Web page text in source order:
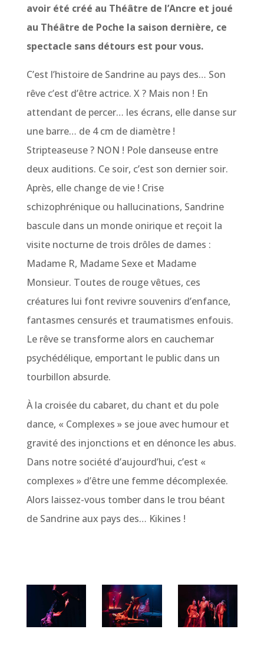
avoir été créé au Théâtre de l’Ancre et joué
au Théâtre de Poche la saison dernière, ce
spectacle sans détours est pour vous.
C’est l’histoire de Sandrine au pays des… Son
rêve c’est d’être actrice. X ? Mais non ! En
attendant de percer… les écrans, elle danse sur
une barre… de 4 cm de diamètre !
Stripteaseuse ? NON ! Pole danseuse entre
deux auditions. Ce soir, c’est son dernier soir.
Après, elle change de vie ! Crise
schizophrénique ou hallucinations, Sandrine
bascule dans un monde onirique et reçoit la
visite nocturne de trois drôles de dames :
Madame R, Madame Sexe et Madame
Monsieur. Toutes de rouge vêtues, ces
créatures lui font revivre souvenirs d’enfance,
fantasmes censurés et traumatismes enfouis.
Le rêve se transforme alors en cauchemar
psychédélique, emportant le public dans un
tourbillon absurde.
À la croisée du cabaret, du chant et du pole
dance, « Complexes » se joue avec humour et
gravité des injonctions et en dénonce les abus.
Dans notre société d’aujourd’hui, c’est «
complexes » d’être une femme décomplexée.
Alors laissez-vous tomber dans le trou béant
de Sandrine aux pays des… Kikines !